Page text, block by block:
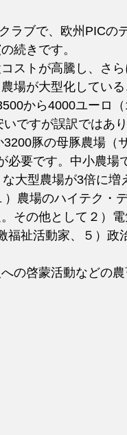
ラブで、欧州PICの
続きです。
ストが高騰し、さ
場が大型化してい
から4000ユーロ
ですが誤訳ではあ
豚の母豚農場（
必要です。中小農場
大型農場が3倍に増
その他として２）電
祉活動家、５）政
の啓蒙活動などの